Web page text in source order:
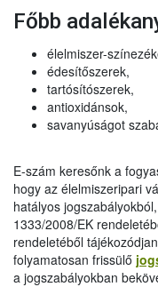
Főbb
élelmiszer-
édesítőszerek,
tartósítószerek,
antioxidánsok,
savanyúságot
E-szám keresőnk a
hogy az élelmiszeripari
hatályos
1333/2008/EK
rendeletéből
folyamatosan frissülő
a jogszabályokban